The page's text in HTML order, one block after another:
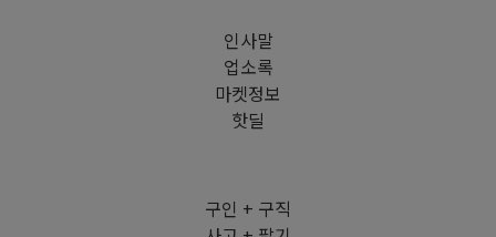
인사말
업소록
마켓정보
핫딜
구인 + 구직